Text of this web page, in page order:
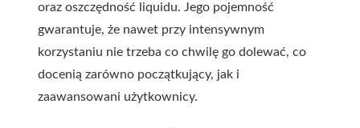
oraz oszczędność liquidu. Jego pojemność
gwarantuje, że nawet przy intensywnym
korzystaniu nie trzeba co chwilę go dolewać, co
docenią zarówno początkujący, jak i
zaawansowani użytkownicy.